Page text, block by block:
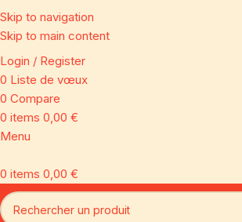
Skip to navigation
Skip to main content
Login / Register
0 Liste de vœux
0 Compare
0 items 0,00 €
Menu
0 items 0,00 €